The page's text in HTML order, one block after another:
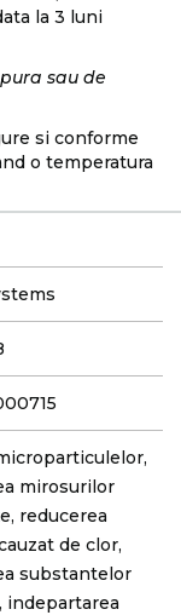
la 3 luni
sau de
si conforme
o temperatura
mirosurilor
reducerea
de clor,
substantelor
indepartarea